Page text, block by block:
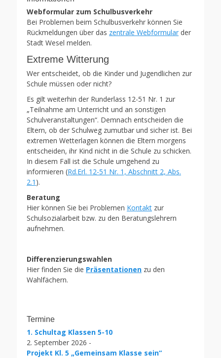
Webformular zum Schulbusverkehr
Bei Problemen beim Schulbusverkehr können Sie
Rückmeldungen über das zentrale Webformular der
Stadt Wesel melden.
Extreme Witterung
Wer entscheidet, ob die Kinder und Jugendlichen zur
Schule müssen oder nicht?
Es gilt weiterhin der Runderlass 12-51 Nr. 1 zur
„Teilnahme am Unterricht und an sonstigen
Schulveranstaltungen“. Demnach entscheiden die
Eltern, ob der Schulweg zumutbar und sicher ist. Bei
extremen Wetterlagen können die Eltern morgens
entscheiden, ihr Kind nicht in die Schule zu schicken.
In diesem Fall ist die Schule umgehend zu
informieren (Rd.Erl. 12-51 Nr. 1, Abschnitt 2, Abs.
2.1 ).
Beratung
Hier können Sie bei Problemen Kontakt zur
Schulsozialarbeit bzw. zu den Beratungslehrern
aufnehmen.
Differenzierungswahlen
Hier finden Sie die Präsentationen zu den
Wahlfächern.
Termine
1. Schultag Klassen 5-10
2. September 2026 -
Projekt Kl. 5 „Gemeinsam Klasse sein“